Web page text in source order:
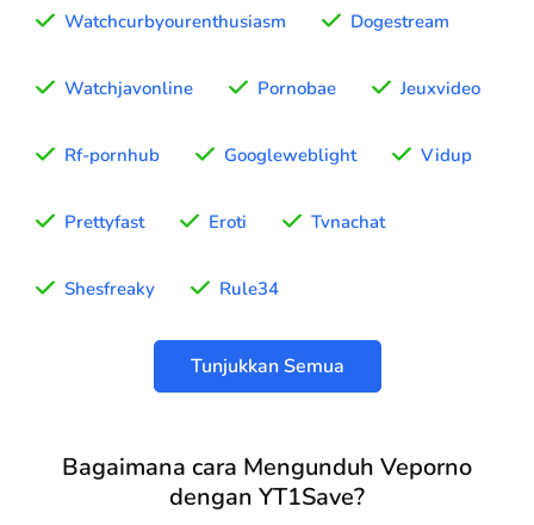
Watchcurbyourenthusiasm Dogestream
Watchjavonline Pornobae Jeuxvideo
Rf-pornhub Googleweblight Vidup
Prettyfast Eroti Tvnachat
Shesfreaky Rule34
Tunjukkan Semua
Bagaimana cara Mengunduh Veporno
dengan YT1Save?